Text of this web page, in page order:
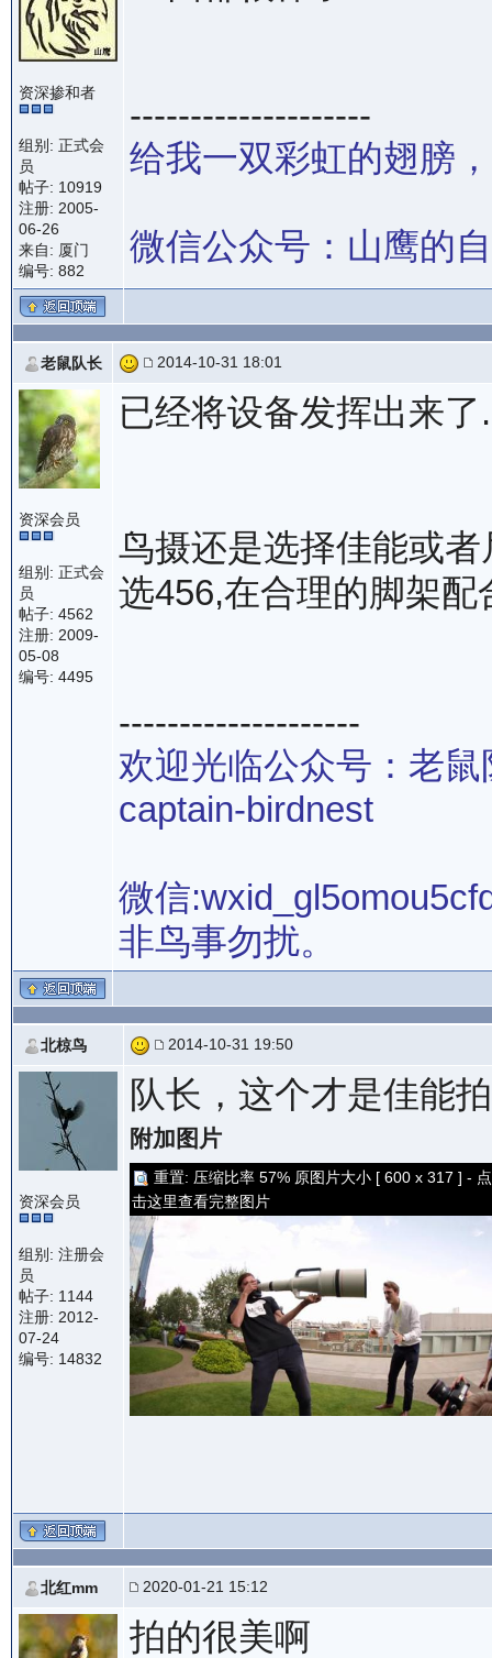
资深掺和者
组别: 正式会
员
帖子: 10919
注册: 2005-
06-26
来自: 厦门
编号: 882
--------------------
给我一双彩虹的翅膀
微信公众号：山鹰的
老鼠队长 2014-10-31 18:01
资深会员
组别: 正式会
员
帖子: 4562
注册: 2009-
05-08
编号: 4495
已经将设备发挥出来了.
鸟摄还是选择佳能或
选456,在合理的脚架
--------------------
欢迎光临公众号：老
captain-birdnest
微信
非鸟事勿扰。
北椋鸟 2014-10-31 19:50
资深会员
组别: 注册会
员
帖子: 1144
注册: 2012-
07-24
编号: 14832
队长，这个才是佳能
附加图片
重置: 压缩比率 57% 原图片大小 [ 600 x 317 ] - 点
击这里查看完整图片
北红mm 2020-01-21 15:12
拍的很美啊